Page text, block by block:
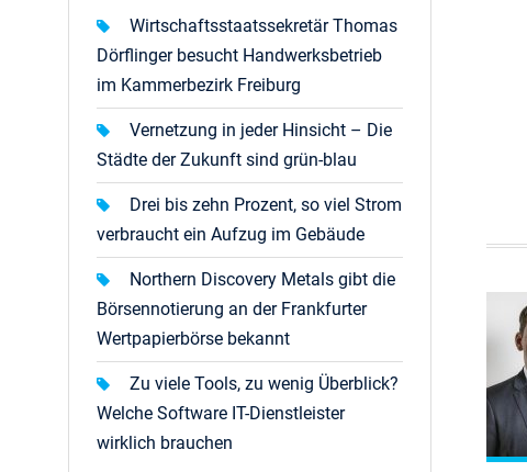
Wirtschaftsstaatssekretär Thomas
Dörflinger besucht Handwerksbetrieb
im Kammerbezirk Freiburg
Vernetzung in jeder Hinsicht – Die
Städte der Zukunft sind grün-blau
Drei bis zehn Prozent, so viel Strom
verbraucht ein Aufzug im Gebäude
Northern Discovery Metals gibt die
Börsennotierung an der Frankfurter
Wertpapierbörse bekannt
Zu viele Tools, zu wenig Überblick?
Welche Software IT-Dienstleister
wirklich brauchen